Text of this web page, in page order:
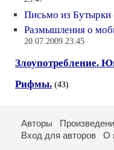
Письмо из Бутырки
Размышления о
20.07.2009 23:45
Злоупотребление.
Рифмы. (43)
Авторы
Вход для авторов
О